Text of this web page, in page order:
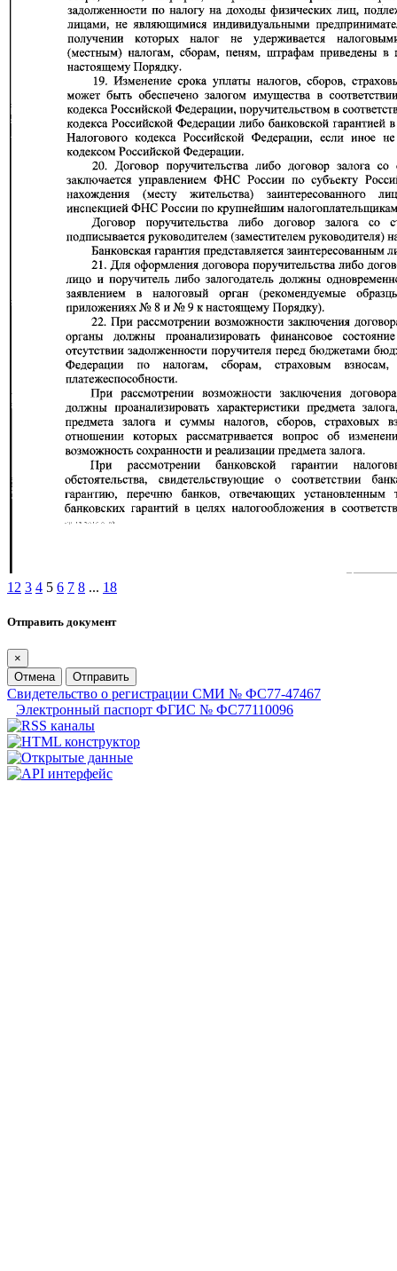
1 2 3 4 5 6 7 8 ... 18
Отправить документ
×
Отмена
Отправить
Свидетельство о регистрации СМИ № ФС77-47467
Электронный паспорт ФГИС № ФС77110096